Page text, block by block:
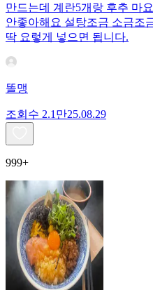
만드는데 계란5개랑 후추 마
안좋아해요 설탕조금 소금조
딱 요렇게 넣으면 됩니다.
똘맹
조회수 2.1만25.08.29
999+